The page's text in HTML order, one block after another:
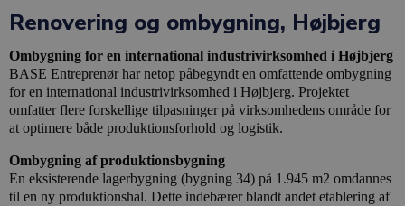
Renovering og ombygning, Højbjerg
Ombygning for en international industrivirksomhed i Højbjerg
BASE Entreprenør har netop påbegyndt en omfattende ombygning
for en international industrivirksomhed i Højbjerg. Projektet
omfatter flere forskellige tilpasninger på virksomhedens område for
at optimere både produktionsforhold og logistik.
Ombygning af produktionsbygning
En eksisterende lagerbygning (bygning 34) på 1.945 m2 omdannes
til en ny produktionshal. Dette indebærer blandt andet etablering af